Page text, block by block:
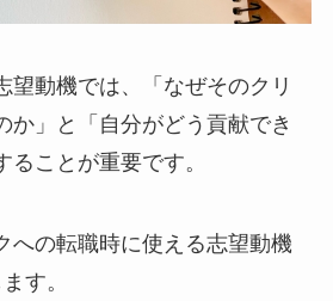
望動機では、「なぜそのクリ
か」と「自分がどう貢献でき
ることが重要です。
への転職時に使える志望動機
す。